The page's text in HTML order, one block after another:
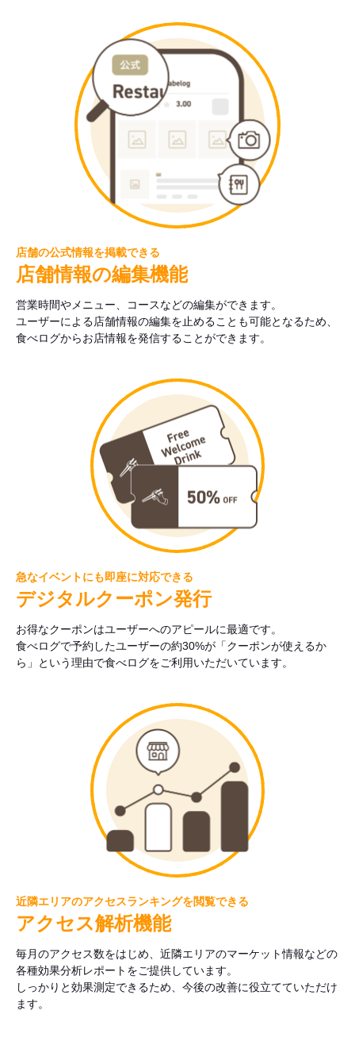
店舗の公式情報を掲載できる
店舗情報の編集機能
営業時間やメニュー、コースなどの編集ができます。
ユーザーによる店舗情報の編集を止めることも可能となるため、
食べログからお店情報を発信することができます。
急なイベントにも即座に対応できる
デジタルクーポン発行
お得なクーポンはユーザーへのアピールに最適です。
食べログで予約したユーザーの約30%が「クーポンが使えるか
ら」という理由で食べログをご利用いただいています。
近隣エリアのアクセスランキングを閲覧できる
アクセス解析機能
毎月のアクセス数をはじめ、近隣エリアのマーケット情報などの
各種効果分析レポートをご提供しています。
しっかりと効果測定できるため、今後の改善に役立てていただけ
ます。